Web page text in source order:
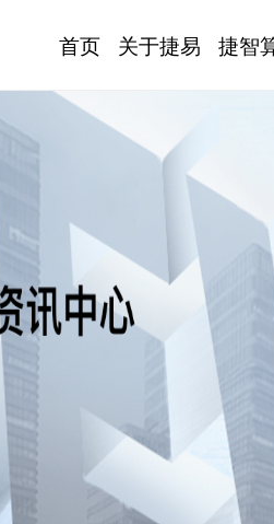
首页 关于捷易 捷智